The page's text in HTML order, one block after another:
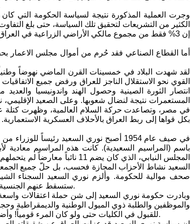
وجرت العملية المذكورة نتيجة لسياسة الحكومة التي
الكثير من التشريعات لتحقيق تلك السياسة، حتى بلغ
أما القطاع الصناعي فقد حُرم من أموال مجلس الاعمار
لقد شهدت البلاد في خمسينات القرن الماضي نهوضاً
القوي نحو الاستقلال الناجز للعراق ورفض جميع
انتصار الثورة الصينية وحصول الهند واندونيسيا
المستعمرات نتيجة لنضال شعوبها. وعلى الصعيد الإقليمي،
في مصر، وتصاعدت حركة السلام العالمية، وظهرت كتلة
بكل قواها إلى ربط العراق بالأحلاف العسكرية
باسم (المراسيم السعيدية). كانت هذه المراسيم معادية
المجلس النيابي، الذي كان
السعيد نشاط الأحزاب المجازة فحسب، بل حلّ جميع
صحف موالية للحكومة. وألزم نوري السعيد السجناء
ستسقط عنهم الجنسية العراقية! وأقدمت حكومته فعلا على إسقاط الجنسية عن عدد من الشيوعيين والديمقراطيين.
وبادرت حكومة نوري السعيد إلى شن حملة اعتقالات
والموظفين والطلبة ذوي الميول الوطنية والديمقراطية
للقبول في الكليات حتى ولو كان المرء قومياً! وأضحى جلياً بأن كل هذه الإجراءات هي مقدمة وتمهيد لربط العراق بالأحلاف العسكرية الامبريالية.